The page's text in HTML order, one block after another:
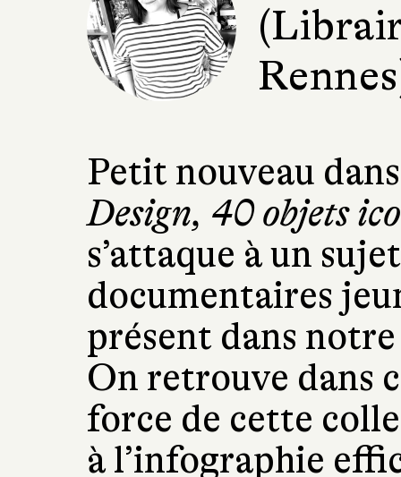
Petit nouveau
Design, 40 objets
s’attaque à un
documentaires
présent dans
On retrouve dans
force de cette
à l’infographie